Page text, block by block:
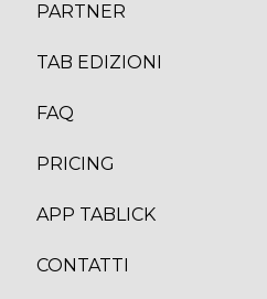
PARTNER
TAB EDIZION
FAQ
PRICING
APP TABLICK
CONTATTI